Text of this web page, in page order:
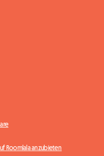
Roomlala anzubieten